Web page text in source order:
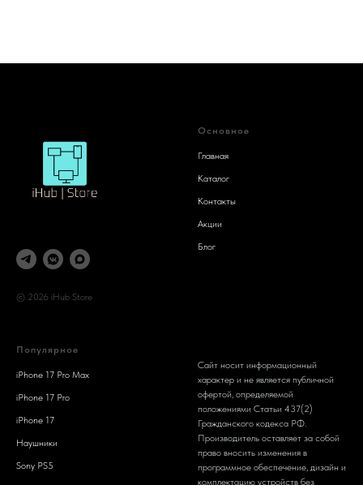
© 2026 iHub Store
Основное
Главная
Каталог
Контакты
Акции
Блог
Популярное
iPhone 17 Pro Max
iPhone 17 Pro
iPhone 17
Наушники
Sony PS5
Сайт носит информационный
характер и не является публичной
офертой, определяемой
положениями Статьи 437(2)
Гражданского кодекса РФ.
Производитель оставляет за собой
право вносить изменения в
программное обеспечение, дизайн и
комплектацию устройств без